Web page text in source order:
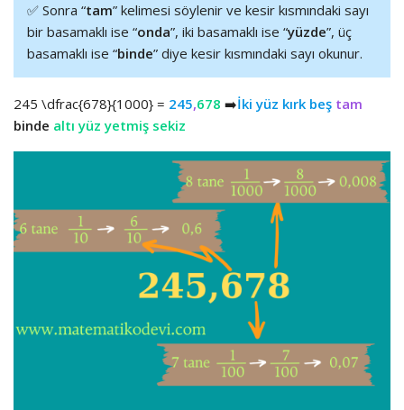
✅ Sonra “tam” kelimesi söylenir ve kesir kısmındaki sayı
bir basamaklı ise “onda”, iki basamaklı ise “yüzde”, üç
basamaklı ise “binde” diye kesir kısmındaki sayı okunur.
245 \dfrac{678}{1000} = 245,678 ➡️İki yüz kırk beş tam
binde altı yüz yetmiş sekiz